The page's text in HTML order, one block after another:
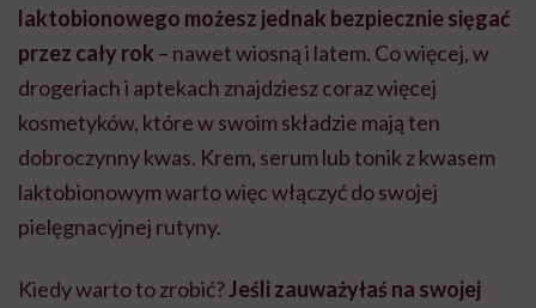
laktobionowego możesz jednak bezpiecznie sięgać
przez cały rok – nawet wiosną i latem. Co więcej, w
drogeriach i aptekach znajdziesz coraz więcej
kosmetyków, które w swoim składzie mają ten
dobroczynny kwas. Krem, serum lub tonik z kwasem
laktobionowym warto więc włączyć do swojej
pielęgnacyjnej rutyny.
Kiedy warto to zrobić?Jeśli zauważyłaś na swojej